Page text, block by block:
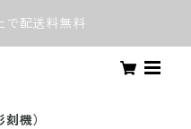
配送料無料
機）